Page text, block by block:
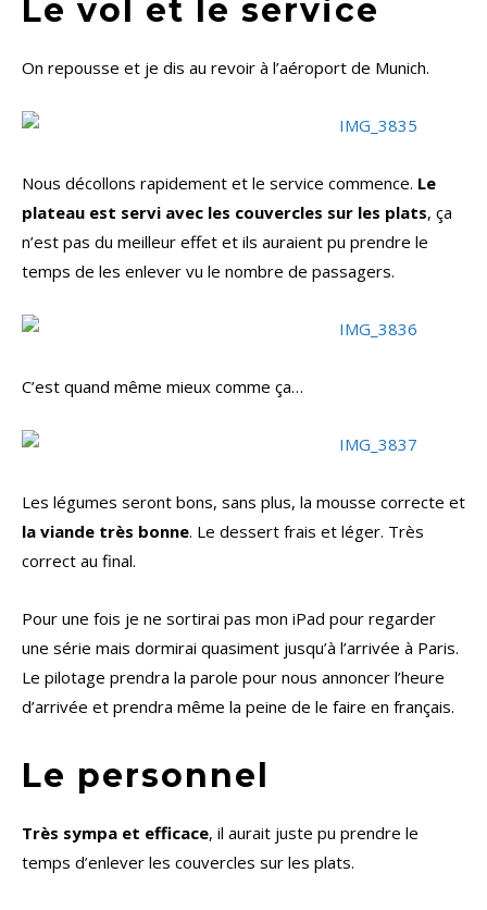
Le vol et le service
On repousse et je dis au revoir à l’aéroport de Munich.
Nous décollons rapidement et le service commence. Le
plateau est servi avec les couvercles sur les plats, ça
n’est pas du meilleur effet et ils auraient pu prendre le
temps de les enlever vu le nombre de passagers.
C’est quand même mieux comme ça…
Les légumes seront bons, sans plus, la mousse correcte et
la viande très bonne. Le dessert frais et léger. Très
correct au final.
Pour une fois je ne sortirai pas mon iPad pour regarder
une série mais dormirai quasiment jusqu’à l’arrivée à Paris.
Le pilotage prendra la parole pour nous annoncer l’heure
d’arrivée et prendra même la peine de le faire en français.
Le personnel
Très sympa et efficace, il aurait juste pu prendre le
temps d’enlever les couvercles sur les plats.